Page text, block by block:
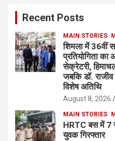
Recent Posts
MAIN STORIES
शिमला में 36वीं
प्रतियोगिता
सेक्रेटरी,
जबकि डॉ. राजीव
विशेष अतिथि
August 8, 2026
MAIN STORIES
HRTC बस में 7
युवक गिरफ्तार